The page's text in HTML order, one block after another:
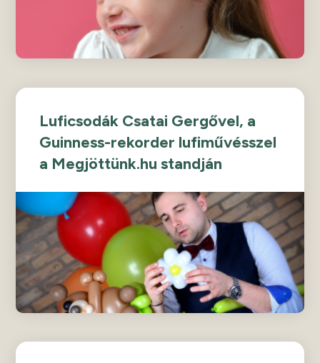
Luficsodák Csatai Gergővel, a
Guinness-rekorder lufiművésszel
a Megjöttünk.hu standján